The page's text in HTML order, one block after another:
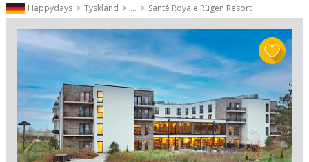
Happydays Tyskland ... Santé Royale Rügen Resort